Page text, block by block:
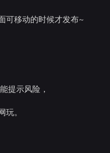
可移动的时候才发布~
提示风险，
。